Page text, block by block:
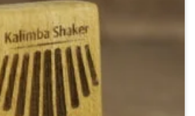
انواع
می
باشد.
گزینه
ممکن